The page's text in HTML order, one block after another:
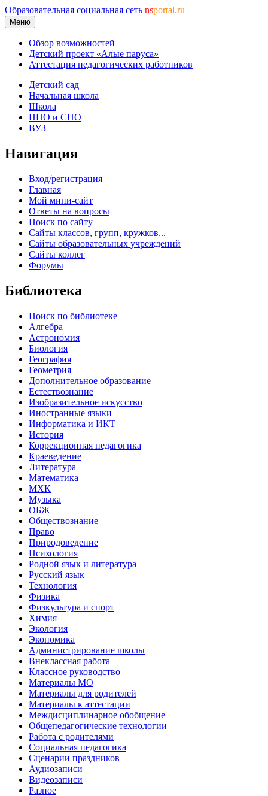
Образовательная социальная сеть nsportal.ru
Меню
Обзор возможностей
Детский проект «Алые паруса»
Аттестация педагогических работников
Детский сад
Начальная школа
Школа
НПО и СПО
ВУЗ
Навигация
Вход/регистрация
Главная
Мой мини-сайт
Ответы на вопросы
Поиск по сайту
Сайты классов, групп, кружков...
Сайты образовательных учреждений
Сайты коллег
Форумы
Библиотека
Поиск по библиотеке
Алгебра
Астрономия
Биология
География
Геометрия
Дополнительное образование
Естествознание
Изобразительное искусство
Иностранные языки
Информатика и ИКТ
История
Коррекционная педагогика
Краеведение
Литература
Математика
МХК
Музыка
ОБЖ
Обществознание
Право
Природоведение
Психология
Родной язык и литература
Русский язык
Технология
Физика
Физкультура и спорт
Химия
Экология
Экономика
Администрирование школы
Внеклассная работа
Классное руководство
Материалы МО
Материалы для родителей
Материалы к аттестации
Междисциплинарное обобщение
Общепедагогические технологии
Работа с родителями
Социальная педагогика
Сценарии праздников
Аудиозаписи
Видеозаписи
Разное